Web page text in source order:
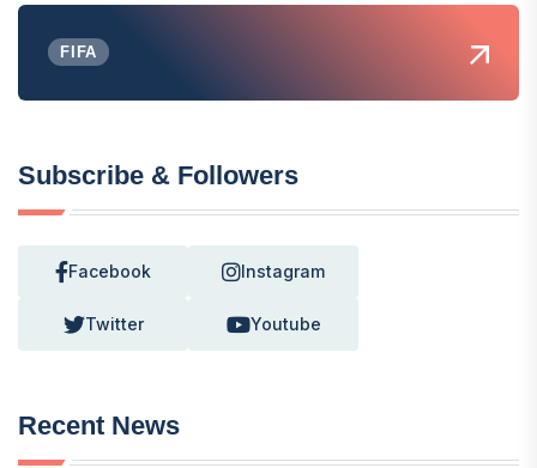
FIFA
Subscribe & Followers
Facebook Instagram
Twitter Youtube
Recent News